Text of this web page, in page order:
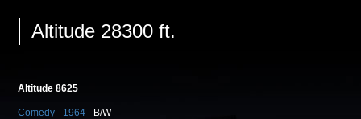
Altitude 28300 ft.
Altitude 8625
Comedy - 1964 - B/W